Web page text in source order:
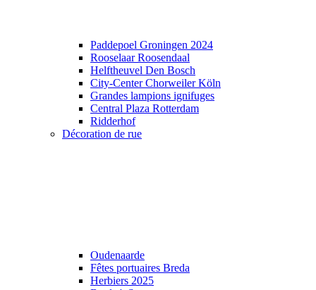
Paddepoel Groningen 2024
Rooselaar Roosendaal
Helftheuvel Den Bosch
City-Center Chorweiler Köln
Grandes lampions ignifuges
Central Plaza Rotterdam
Ridderhof
Décoration de rue
Oudenaarde
Fêtes portuaires Breda
Herbiers 2025